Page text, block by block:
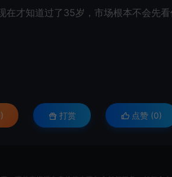
在才知道过了35岁，市场根本不会先
打赏 点赞 (0)